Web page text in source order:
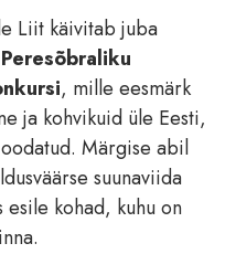
Liit käivitab juba
Peresõbraliku
, mille eesmärk
ja kohvikuid üle Eesti,
Märgise abil
suunaviida
esile kohad, kuhu on